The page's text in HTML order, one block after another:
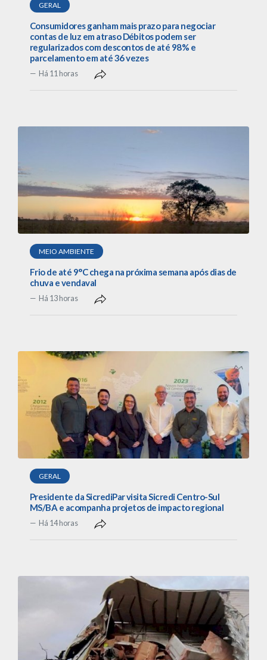
GERAL
Consumidores ganham mais prazo para negociar
contas de luz em atraso Débitos podem ser
regularizados com descontos de até 98% e
parcelamento em até 36 vezes
Há 11 horas
MEIO AMBIENTE
Frio de até 9°C chega na próxima semana após dias de
chuva e vendaval
Há 13 horas
GERAL
Presidente da SicrediPar visita Sicredi Centro-Sul
MS/BA e acompanha projetos de impacto regional
Há 14 horas